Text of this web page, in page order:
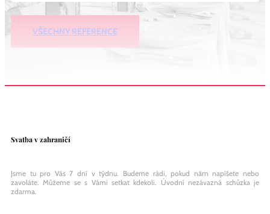
VŠECHNY REFERENCE
Svatba v zahraničí
Jsme tu pro Vás 7 dní v týdnu. Budeme rádi, pokud nám napíšete nebo
zavoláte. Můžeme se s Vámi setkat kdekoli. Úvodní nezávazná schůzka je
zdarma.